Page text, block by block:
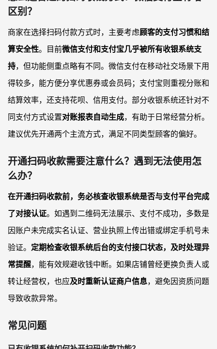
区别？
商家在选择扫码付款方式时，主要考虑顾客的支付习惯和结
算安全性。目前微信支付和支付宝几乎被所有收银系统支
持，但功能侧重点略有不同。微信支付在移动社交场景下用
得较多，能方便分享优惠券或会员码；支付宝则重视分账和
结算效率，还支持花呗、信用支付。部分收银系统还针对不
同支付方式设置对账报表自动生成，有助于日常经营分析。
建议优先开通两个主流方式，满足不同类型顾客的偏好。
开通扫码收款需要注意什么？遇到无法使用怎
么办？
在开通扫码收款前，务必核查收银系统是否与支付平台完成
了对接认证。如遇到二维码无法展示、支付不成功，多数是
因账户未完成实名认证、营业执照上传出错或绑定手机号未
验证。 定期检查收银系统后台的支付接口状态，及时处理异
常提醒，能有效规避收钱中断。如果店铺曾经更换负责人或
转让经营权，也应及时重新认证商户信息，避免因资质问题
导致收款异常。
常见问题